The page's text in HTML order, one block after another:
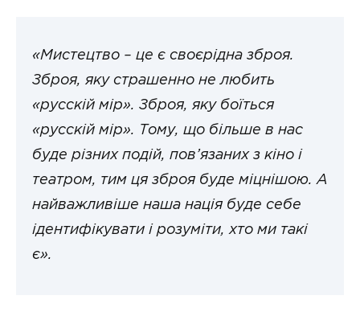
«Мистецтво – це є своєрідна зброя.
Зброя, яку страшенно не любить
«русскій мір». Зброя, яку боїться
«русскій мір». Тому, що більше в нас
буде різних подій, пов’язаних з кіно і
театром, тим ця зброя буде міцнішою. А
найважливіше наша нація буде себе
ідентифікувати і розуміти, хто ми такі
є».